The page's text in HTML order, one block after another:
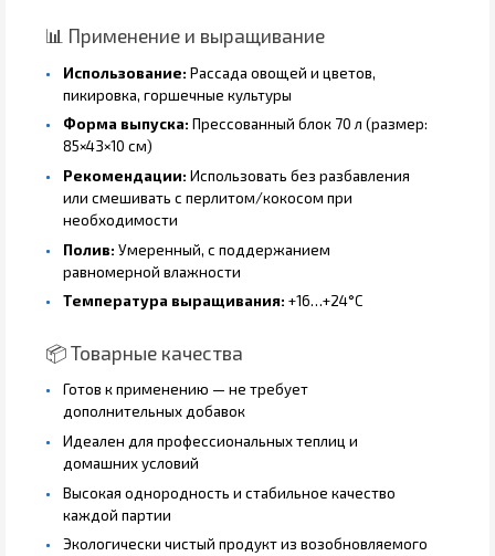
📊 Применение и выращивание
Использование: Рассада овощей и цветов,
пикировка, горшечные культуры
Форма выпуска: Прессованный блок 70 л (размер:
85×43×10 см)
Рекомендации: Использовать без разбавления
или смешивать с перлитом/кокосом при
необходимости
Полив: Умеренный, с поддержанием
равномерной влажности
Температура выращивания: +16…+24°C
📦 Товарные качества
Готов к применению — не требует
дополнительных добавок
Идеален для профессиональных теплиц и
домашних условий
Высокая однородность и стабильное качество
каждой партии
Экологически чистый продукт из возобновляемого